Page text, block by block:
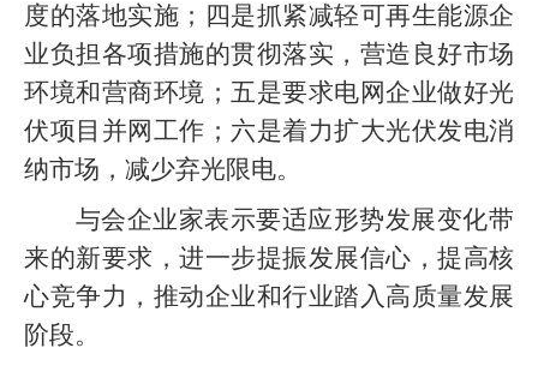
度的落地实施；四是抓紧减轻可再生能源企
业负担各项措施的贯彻落实，营造良好市场
环境和营商环境；五是要求电网企业做好光
伏项目并网工作；六是着力扩大光伏发电消
纳市场，减少弃光限电。
与会企业家表示要适应形势发展变化带
来的新要求，进一步提振发展信心，提高核
心竞争力，推动企业和行业踏入高质量发展
阶段。